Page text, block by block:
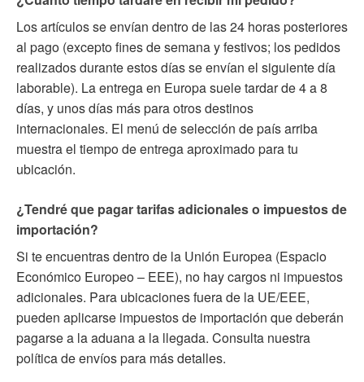
Los artículos se envían dentro de las 24 horas posteriores
al pago (excepto fines de semana y festivos; los pedidos
realizados durante estos días se envían el siguiente día
laborable). La entrega en Europa suele tardar de 4 a 8
días, y unos días más para otros destinos
internacionales. El menú de selección de país arriba
muestra el tiempo de entrega aproximado para tu
ubicación.
¿Tendré que pagar tarifas adicionales o impuestos de
importación?
Si te encuentras dentro de la Unión Europea (Espacio
Económico Europeo – EEE), no hay cargos ni impuestos
adicionales. Para ubicaciones fuera de la UE/EEE,
pueden aplicarse impuestos de importación que deberán
pagarse a la aduana a la llegada. Consulta nuestra
política de envíos para más detalles.